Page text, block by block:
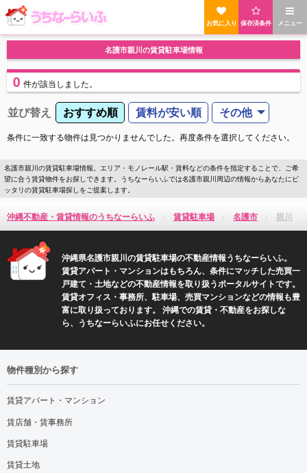
メニュー
保存済条件
お気に入り
名護市親川の賃貸駐車場情報
0 件が該当しました。
並び替え おすすめ順 賃料が安い順 その他
条件に一致する物件は見つかりませんでした。再度条件を選択してください。
名護市親川の賃貸駐車場情報。エリア・モノレール駅・賃料などの条件を指定することで、ご希
望に合う賃貸物件をお探しできます。うちなーらいふでは名護市親川周辺の情報からあなたにピ
ッタリの賃貸駐車場探しをご提案します。
沖縄不動産・賃貸情報のうちなーらいふ 賃貸駐車場 名護市 親川
沖縄県名護市親川の賃貸駐車場の不動産情報うちなーらいふ。
賃貸アパート・マンションはもちろん、条件にマッチした売買一
戸建て・土地などの不動産情報を取り扱うポータルサイトです。
賃貸オフィス・事務所、駐車場、売買マンションなどの情報も豊
富に取り扱っております。 沖縄での賃貸・不動産をお探しな
ら、うちなーらいふにお任せください。
物件種別から探す
賃貸アパート・マンション
賃店舗・賃事務所
賃貸駐車場
賃貸土地